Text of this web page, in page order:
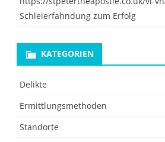
Schleierfahndung zum Erfolg
KATEGORIEN
Delikte
Ermittlungsmethoden
Standorte